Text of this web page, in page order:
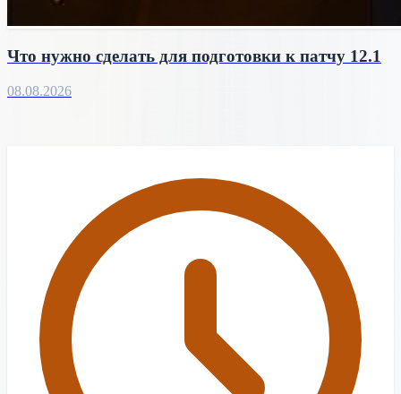
Что нужно сделать для подготовки к патчу 12.1
08.08.2026